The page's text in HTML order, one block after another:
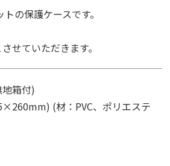
の保護ケースです。
せていただきます。
箱付)
(材：PVC、ポリエステ